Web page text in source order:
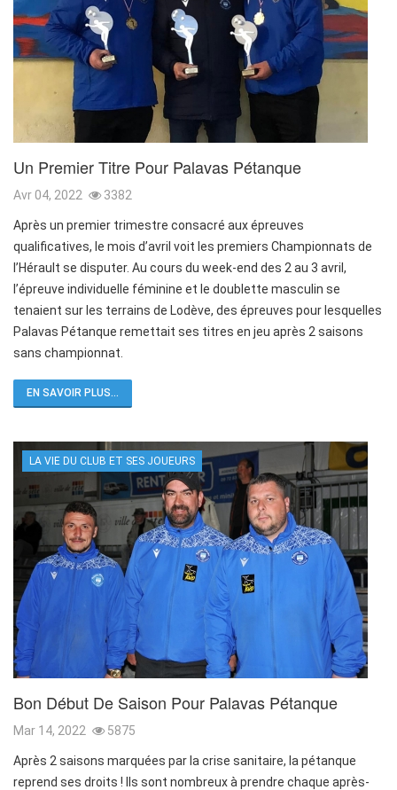
Un Premier Titre Pour Palavas Pétanque
Avr 04, 2022 3382
Après un premier trimestre consacré aux épreuves
qualificatives, le mois d’avril voit les premiers Championnats de
l’Hérault se disputer. Au cours du week-end des 2 au 3 avril,
l’épreuve individuelle féminine et le doublette masculin se
tenaient sur les terrains de Lodève, des épreuves pour lesquelles
Palavas Pétanque remettait ses titres en jeu après 2 saisons
sans championnat.
EN SAVOIR PLUS...
LA VIE DU CLUB ET SES JOUEURS
Bon Début De Saison Pour Palavas Pétanque
Mar 14, 2022 5875
Après 2 saisons marquées par la crise sanitaire, la pétanque
reprend ses droits ! Ils sont nombreux à prendre chaque après-